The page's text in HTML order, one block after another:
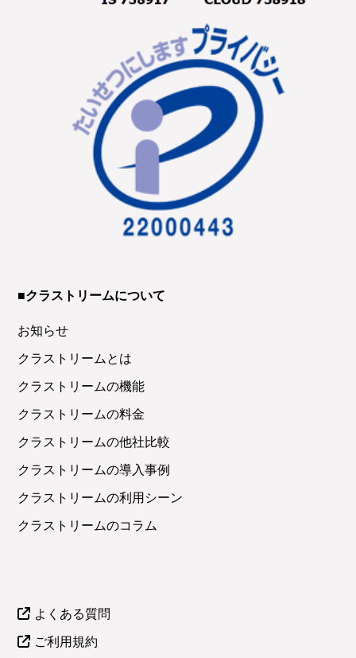
■クラストリームについて
お知らせ
クラストリームとは
クラストリームの機能
クラストリームの料金
クラストリームの他社比較
クラストリームの導入事例
クラストリームの利用シーン
クラストリームのコラム
よくある質問
ご利用規約